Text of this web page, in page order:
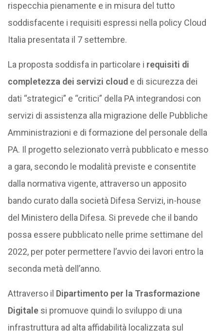
rispecchia pienamente e in misura del tutto
soddisfacente i requisiti espressi nella policy Cloud
Italia presentata il 7 settembre.
La proposta soddisfa in particolare i requisiti di
completezza dei servizi cloud e di sicurezza dei
dati “strategici” e “critici” della PA integrandosi con
servizi di assistenza alla migrazione delle Pubbliche
Amministrazioni e di formazione del personale della
PA. Il progetto selezionato verrà pubblicato e messo
a gara, secondo le modalità previste e consentite
dalla normativa vigente, attraverso un apposito
bando curato dalla società Difesa Servizi, in-house
del Ministero della Difesa. Si prevede che il bando
possa essere pubblicato nelle prime settimane del
2022, per poter permettere l’avvio dei lavori entro la
seconda metà dell’anno.
Attraverso il Dipartimento per la Trasformazione
Digitalesi promuove quindi lo sviluppo di una
infrastruttura ad alta affidabilità localizzata sul